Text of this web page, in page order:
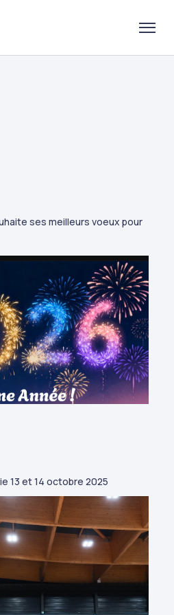
ses meilleurs voeux pour
13 et 14 octobre 2025